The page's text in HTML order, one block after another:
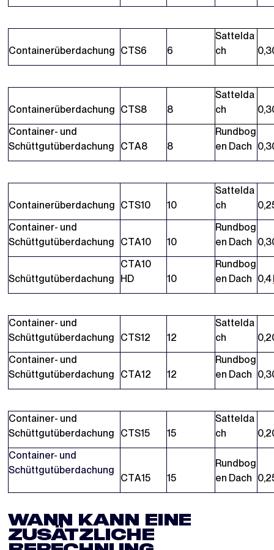
Containerüberdachung CTS6 6
Sattelda
ch
Containerüberdachung CTS8 8
Sattelda
ch
Container- und
Schüttgutüberdachung
CTA8 8
Rundbog
en Dach
Containerüberdachung CTS10 10
Sattelda
ch
Container- und
Schüttgutüberdachung
CTA10 10
Rundbog
en Dach
Schüttgutüberdachung
CTA10
HD
10
Rundbog
en Dach 0,4
Container- und
Schüttgutüberdachung
CTS12 12
Sattelda
ch
Container- und
Schüttgutüberdachung
CTA12 12
Rundbog
en Dach
Container- und
Schüttgutüberdachung
CTS15 15
Sattelda
ch
Container- und
Schüttgutüberdachung
CTA15 15
Rundbog
en Dach
WANN KANN EINE
ZUSÄTZLICHE